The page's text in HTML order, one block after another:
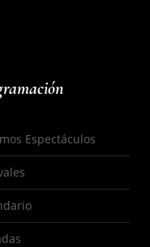
Espectáculos